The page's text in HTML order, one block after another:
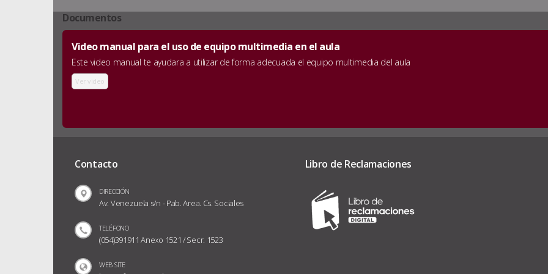
Documentos
Video manual para el uso de equipo multimedia en el aula
Este video manual te ayudara a utilizar de forma adecuada el equipo multimedia del aula
Ver video
Contacto
DIRECCIÓN
Av. Venezuela s/n - Pab. Area. Cs. Sociales
TELÉFONO
(054)391911 Anexo 1521 / Secr. 1523
WEB SITE
Libro de Reclamaciones